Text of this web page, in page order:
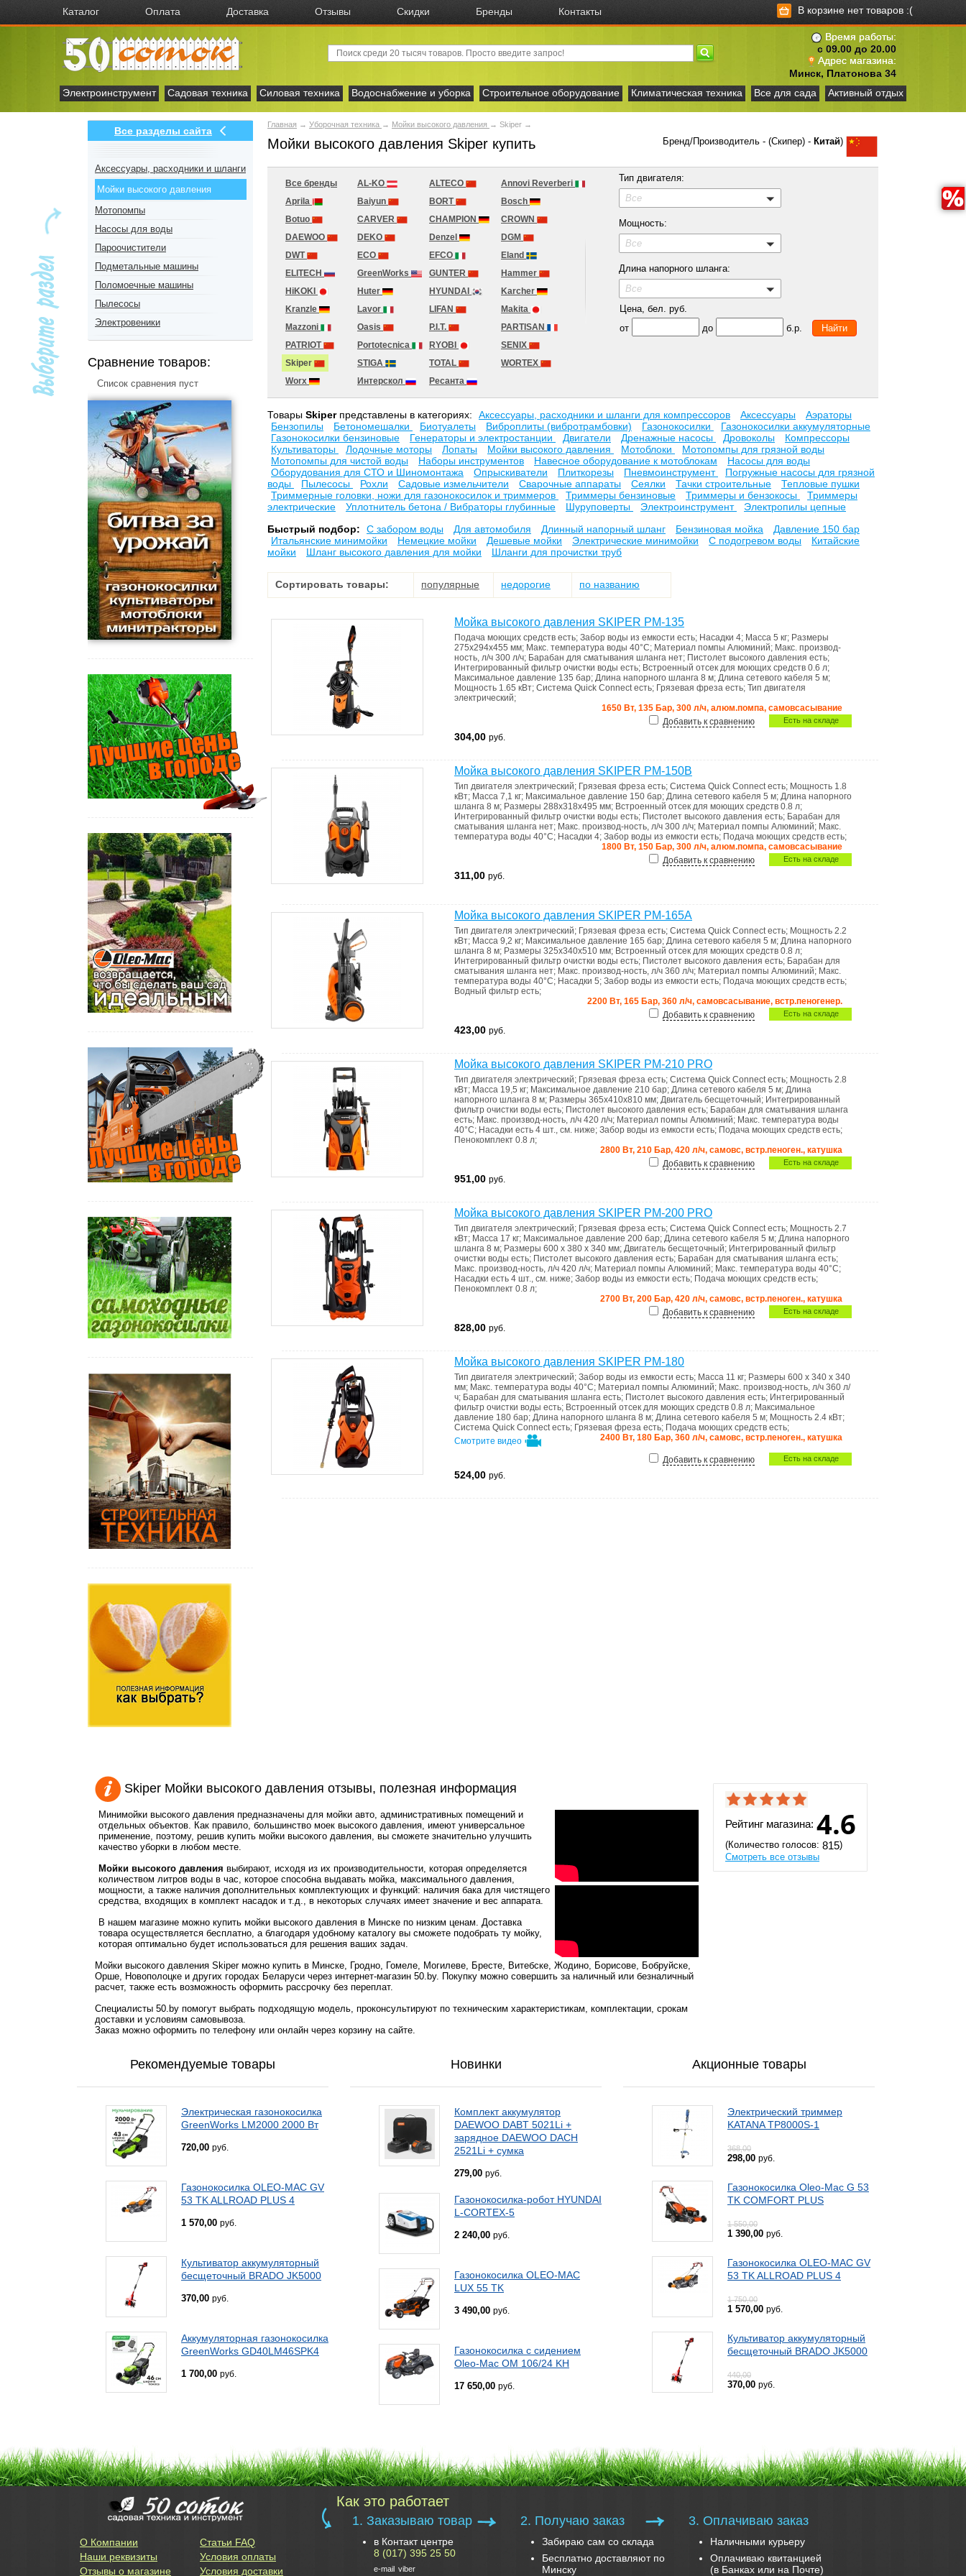
Каталог Оплата Доставка Отзывы Скидки Бренды Контакты В корзине нет товаров :(
Время работы:
с 09.00 до 20.00
Адрес магазина:
Минск, Платонова 34
Электроинструмент
Садовая техника Силовая техника Водоснабжение и уборка Строительное оборудование Климатическая техника Все для сада Активный отдых
Все разделы сайта
Аксесcуары, расходники и шланги
Мойки высокого давления
Мотопомпы
Насосы для воды
Пароочистители
Подметальные машины
Поломоечные машины
Пылесосы
Электровеники
Сравнение товаров:
Список сравнения пуст
Главная → Уборочная техника → Мойки высокого давления → Skiper →
Мойки высокого давления Skiper купить Бренд/Производитель - (Скипер) - Китай)
Все бренды AL-KO ALTECO
Annovi Reverberi
Aprila
Baiyun BORT
Bosch
Botuo
CARVER CHAMPION
CROWN
DAEWOO
DEKO Denzel
DGM
DWT
ECO EFCO
Eland
ELITECH
GreenWorks GUNTER
Hammer
HiKOKI
Huter HYUNDAI
Karcher
Kranzle
Lavor LIFAN
Makita
Mazzoni
Oasis P.I.T.
PARTISAN
PATRIOT
Portotecnica RYOBI
SENIX
Skiper
STIGA TOTAL
WORTEX
Worx
Интерскол Ресанта
Тип двигателя:
Все
Мощность:
Все
Длина напорного шланга:
Все
Цена, бел. руб.
от
до б.р.
Товары Skiperпредставлены в категориях: Аксесcуары, расходники и шланги для компрессоров Аксессуары
Аэраторы
Бензопилы
Бетономешалки Биотуалеты Виброплиты (вибротрамбовки) Газонокосилки
Газонокосилки аккумуляторные
Газонокосилки бензиновые
Генераторы и электростанции Двигатели Дренажные насосы Дровоколы
Компрессоры
Культиваторы
Лодочные моторы Лопаты Мойки высокого давления Мотоблоки
Мотопомпы для грязной воды
Мотопомпы для чистой воды
Наборы инструментов Навесное оборудование к мотоблокам
Насосы для воды
Оборудования для СТО и Шиномонтажа
Опрыскиватели Плиткорезы Пневмоинструмент
Погружные насосы для грязной
воды
Пылесосы Рохли Садовые измельчители Сварочные аппараты Сеялки Тачки строительные
Тепловые пушки
Триммерные головки, ножи для газонокосилок и триммеров
Триммеры бензиновые Триммеры и бензокосы
Триммеры
электрические
Уплотнитель бетона / Вибраторы глубинные Шуруповерты Электроинструмент
Электропилы цепные
Быстрый подбор:
C забором воды Для автомобиля Длинный напорный шланг Бензиновая мойка
Давление 150 бар
Итальянские минимойки
Немецкие мойки Дешевые мойки Электрические минимойки С подогревом воды
Китайские
мойки
Шланг высокого давления для мойки Шланги для прочистки труб
Сортировать товары: популярные недорогие по названию
Мойка высокого давления SKIPER PM-135
Подача моющих средств есть; Забор воды из емкости есть; Насадки 4; Масса 5 кг; Размеры
275х294х455 мм; Макс. температура воды 40°C; Материал помпы Алюминий; Макс. производ-
ность, л/ч 300 л/ч; Барабан для сматывания шланга нет; Пистолет высокого давления есть;
Интегрированный фильтр очистки воды есть; Встроенный отсек для моющих средств 0.6 л;
Максимальное давление 135 бар; Длина напорного шланга 8 м; Длина сетевого кабеля 5 м;
Мощность 1.65 кВт; Система Quick Connectесть; Грязевая фреза есть; Тип двигателя
электрический;
1650 Вт, 135 Бар, 300 л/ч, алюм.помпа, самовсасывание
Есть на складе
Добавить к сравнению
304,00 руб.
Мойка высокого давления SKIPER PM-150B
Тип двигателя электрический; Грязевая фреза есть; Система Quick Connectесть; Мощность 1.8
кВт; Масса 7,1 кг; Максимальное давление 150 бар; Длина сетевого кабеля 5 м; Длина напорного
шланга 8 м; Размеры 288х318х495 мм; Встроенный отсек для моющих средств 0.8 л;
Интегрированный фильтр очистки воды есть; Пистолет высокого давления есть; Барабан для
сматывания шланга нет; Макс. производ-ность, л/ч 300 л/ч; Материал помпы Алюминий; Макс.
температура воды 40°C; Насадки 4; Забор воды из емкости есть; Подача моющих средств есть;
1800 Вт, 150 Бар, 300 л/ч, алюм.помпа, самовсасывание
Есть на складе
Добавить к сравнению
311,00 руб.
Мойка высокого давления SKIPER PM-165A
Тип двигателя электрический; Грязевая фреза есть; Система Quick Connectесть; Мощность 2.2
кВт; Масса 9,2 кг; Максимальное давление 165 бар; Длина сетевого кабеля 5 м; Длина напорного
шланга 8 м; Размеры 325х340х510 мм; Встроенный отсек для моющих средств 0.8 л;
Интегрированный фильтр очистки воды есть; Пистолет высокого давления есть; Барабан для
сматывания шланга нет; Макс. производ-ность, л/ч 360 л/ч; Материал помпы Алюминий; Макс.
температура воды 40°C; Насадки 5; Забор воды из емкости есть; Подача моющих средств есть;
Водный фильтр есть;
2200 Вт, 165 Бар, 360 л/ч, самовсасывание, встр.пеногенер.
Есть на складе
Добавить к сравнению
423,00 руб.
Мойка высокого давления SKIPER PM-210 PRO
Тип двигателя электрический; Грязевая фреза есть; Система Quick Connectесть; Мощность 2.8
кВт; Масса 19,5 кг; Максимальное давление 210 бар; Длина сетевого кабеля 5 м; Длина
напорного шланга 8 м; Размеры 365х410х810 мм; Двигатель бесщеточный; Интегрированный
фильтр очистки воды есть; Пистолет высокого давления есть; Барабан для сматывания шланга
есть; Макс. производ-ность, л/ч 420 л/ч; Материал помпы Алюминий; Макс. температура воды
40°C; Насадки есть 4 шт., см. ниже; Забор воды из емкости есть; Подача моющих средств есть;
Пенокомплект 0.8 л;
2800 Вт, 210 Бар, 420 л/ч, самовс, встр.пеноген., катушка
Есть на складе
Добавить к сравнению
951,00 руб.
Мойка высокого давления SKIPER PM-200 PRO
Тип двигателя электрический; Грязевая фреза есть; Система Quick Connectесть; Мощность 2.7
кВт; Масса 17 кг; Максимальное давление 200 бар; Длина сетевого кабеля 5 м; Длина напорного
шланга 8 м; Размеры 600 x 380 x 340 мм; Двигатель бесщеточный; Интегрированный фильтр
очистки воды есть; Пистолет высокого давления есть; Барабан для сматывания шланга есть;
Макс. производ-ность, л/ч 420 л/ч; Материал помпы Алюминий; Макс. температура воды 40°C;
Насадки есть 4 шт., см. ниже; Забор воды из емкости есть; Подача моющих средств есть;
Пенокомплект 0.8 л;
2700 Вт, 200 Бар, 420 л/ч, самовс, встр.пеноген., катушка
Есть на складе
Добавить к сравнению
828,00 руб.
Мойка высокого давления SKIPER PM-180
Тип двигателя электрический; Забор воды из емкости есть; Масса 11 кг; Размеры 600 x 340 x 340
мм; Макс. температура воды 40°C; Материал помпы Алюминий; Макс. производ-ность, л/ч 360 л/
ч; Барабан для сматывания шланга есть; Пистолет высокого давления есть; Интегрированный
фильтр очистки воды есть; Встроенный отсек для моющих средств 0.8 л; Максимальное
давление 180 бар; Длина напорного шланга 8 м; Длина сетевого кабеля 5 м; Мощность 2.4 кВт;
Система Quick Connectесть; Грязевая фреза есть; Подача моющих средств есть;
2400 Вт, 180 Бар, 360 л/ч, самовс, встр.пеноген., катушка
Смотрите видео
Есть на складе
Добавить к сравнению
524,00 руб.
Skiper Мойки высокого давления отзывы, полезная информация
Минимойки высокого давления предназначены для мойки авто, административных помещений и
отдельных объектов. Как правило, большинство моек высокого давления, имеют универсальное
применение, поэтому, решив купить мойки высокого давления, вы сможете значительно улучшить
качество уборки в любом месте.
Мойки высокого давления выбирают, исходя из их производительности, которая определяется
количеством литров воды в час, которое способна выдавать мойка, максимального давления,
мощности, а также наличия дополнительных комплектующих и функций: наличия бака для чистящего
средства, входящих в комплект насадок и т.д., в некоторых случаях имеет значение и вес аппарата.
В нашем магазине можно купить мойки высокого давления в Минске по низким ценам. Доставка
товара осуществляется бесплатно, а благодаря удобному каталогу вы сможете подобрать ту мойку,
которая оптимально будет использоваться для решения ваших задач.
Мойки высокого давления Skiper можно купить в Минске, Гродно, Гомеле, Могилеве, Бресте, Витебске, Жодино, Борисове, Бобруйске,
Орше, Новополоцке и других городах Беларуси через интернет-магазин 50.by. Покупку можно совершить за наличный или безналичный
расчет, также есть возможность оформить рассрочку без переплат.
Специалисты 50.by помогут выбрать подходящую модель, проконсультируют по техническим характеристикам, комплектации, срокам
доставки и условиям самовывоза.
Заказ можно оформить по телефону или онлайн через корзину на сайте.
Рейтинг магазина: 4.6
(Количество голосов: 815)
Смотреть все отзывы
Рекомендуемые товары
Электрическая газонокосилка
GreenWorks LM2000 2000 Вт
720,00 руб.
Газонокосилка OLEO-MAC GV
53 TK ALLROAD PLUS 4
1 570,00 руб.
Культиватор аккумуляторный
бесщеточный BRADO JK5000
370,00 руб.
Аккумуляторная газонокосилка
GreenWorks GD40LM46SPK4
1 700,00 руб.
Новинки
Комплект аккумулятор
DAEWOO DABT 5021Li +
зарядное DAEWOO DACH
2521Li + сумка
279,00 руб.
Газонокосилка-робот HYUNDAI
L-CORTEX-5
2 240,00 руб.
Газонокосилка OLEO-MAC
LUX 55 TK
3 490,00 руб.
Газонокосилка с сидением
Oleo-Mac OM 106/24 KH
17 650,00 руб.
Акционные товары
Электрический триммер
KATANA TP8000S-1
368,00
298,00 руб.
Газонокосилка Oleo-Mac G 53
TK COMFORT PLUS
1 550,00
1 390,00 руб.
Газонокосилка OLEO-MAC GV
53 TK ALLROAD PLUS 4
1 750,00
1 570,00 руб.
Культиватор аккумуляторный
бесщеточный BRADO JK5000
440,00
370,00 руб.
О Компании
Наши реквизиты
Отзывы о магазине
Статьи FAQ
Условия оплаты
Условия доставки
Как это работает
1. Заказываю товар
в Контакт центре
8 (017) 395 25 50
e-mail viber
2. Получаю заказ
Забираю сам со склада
Бесплатно доставляют по
Минску
3. Оплачиваю заказ
Наличными курьеру
Оплачиваю квитанцией
(в Банках или на Почте)